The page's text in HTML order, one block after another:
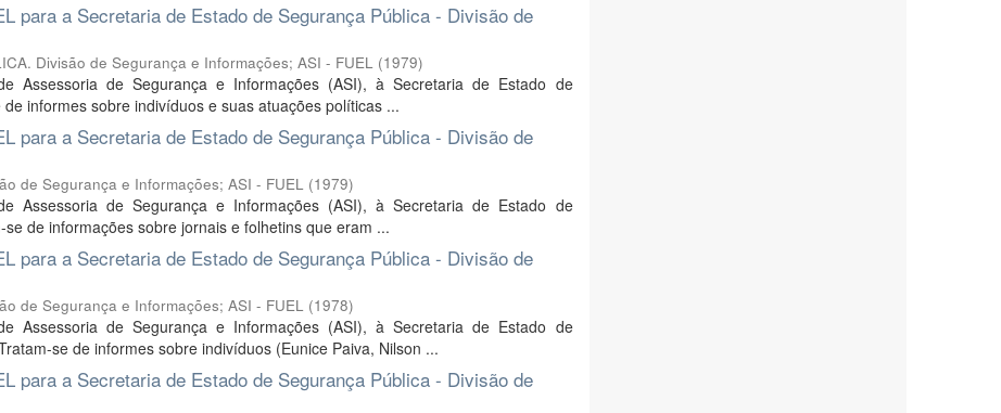
para a Secretaria de Estado de Segurança Pública - Divisão de
Divisão de Segurança e Informações; ASI - FUEL (1979)
Assessoria de Segurança e Informações (ASI), à Secretaria de Estado de
informes sobre indivíduos e suas atuações políticas ...
para a Secretaria de Estado de Segurança Pública - Divisão de
de Segurança e Informações; ASI - FUEL (1979)
Assessoria de Segurança e Informações (ASI), à Secretaria de Estado de
de informações sobre jornais e folhetins que eram ...
para a Secretaria de Estado de Segurança Pública - Divisão de
de Segurança e Informações; ASI - FUEL (1978)
Assessoria de Segurança e Informações (ASI), à Secretaria de Estado de
se de informes sobre indivíduos (Eunice Paiva, Nilson ...
para a Secretaria de Estado de Segurança Pública - Divisão de